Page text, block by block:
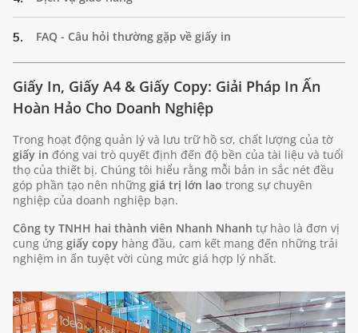
5. FAQ - Câu hỏi thường gặp về giấy in
Giấy In, Giấy A4 & Giấy Copy: Giải Pháp In Ấn
Hoàn Hảo Cho Doanh Nghiệp
Trong hoạt động quản lý và lưu trữ hồ sơ, chất lượng của tờ
giấy in đóng vai trò quyết định đến độ bền của tài liệu và tuổi
thọ của thiết bị. Chúng tôi hiểu rằng mỗi bản in sắc nét đều
góp phần tạo nên những giá trị lớn lao trong sự chuyên
nghiệp của doanh nghiệp bạn.
Công ty TNHH hai thành viên Nhanh Nhanh tự hào là đơn vị
cung ứng giấy copy hàng đầu, cam kết mang đến những trải
nghiệm in ấn tuyệt vời cùng mức giá hợp lý nhất.